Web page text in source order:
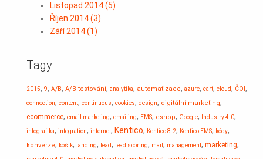
Listopad 2014(5)
Říjen 2014(3)
Září 2014(1)
Tagy
2015, 9, A/B, A/B testování, analytika, automatizace, azure, cart, cloud, ČOI ,
connection, content, continuous, cookies, design, digitální marketing,
ecommerce, email marketing, emailing, EMS, eshop, Google, Industry 4.0,
infografika, integration, internet, Kentico, Kentico 8.2, Kentico EMS, kódy,
konverze, košík, landing, lead, lead scoring, mail , management, marketing,